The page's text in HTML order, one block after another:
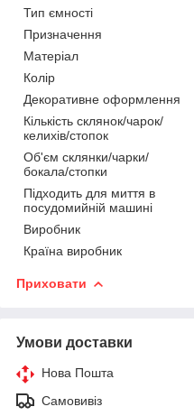
Тип ємності
Призначення
Матеріал
Колір
Декоративне оформлення
Кількість склянок/чарок/
келихів/стопок
Об'єм склянки/чарки/
бокала/стопки
Підходить для миття в
посудомийній машині
Виробник
Країна виробник
Приховати
Умови доставки
Нова Пошта
Самовивіз